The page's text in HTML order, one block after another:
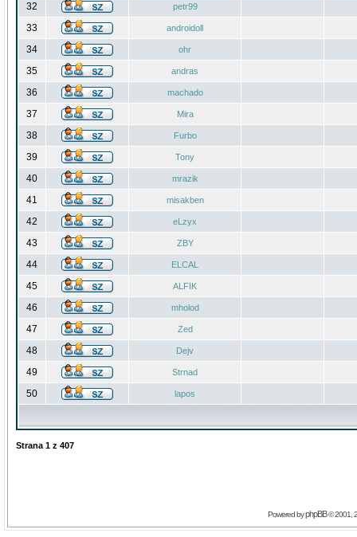
32 petr99
33 androidoll
34 ohr
35 andras
36 machado
37 Mira
38 Furbo
39 Tony
40 mrazik
41 misakben
42 eLzyx
43 ZBY
44 ELCAL
45 ALFIK
46 mholod
47 Zed
48 Dejv
49 Strnad
50 lapos
Strana 1 z 407
Powered byphpBB© 2001,